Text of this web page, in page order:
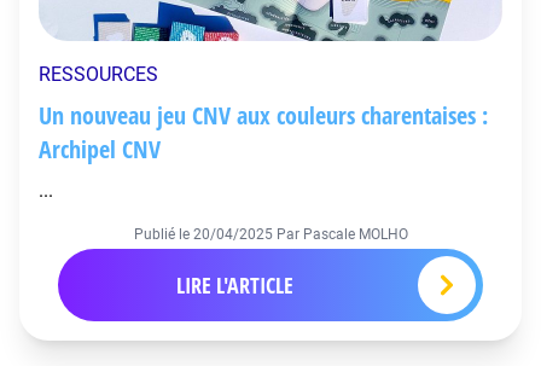
RESSOURCES
Un nouveau jeu CNV aux couleurs charentaises :
Archipel CNV
...
Publié le 20/04/2025 Par Pascale MOLHO
LIRE L'ARTICLE